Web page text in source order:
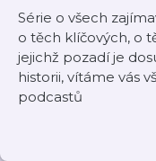
Série o všech
o těch klíčových, o
jejichž pozadí je
historii, vítáme vás
podcastů